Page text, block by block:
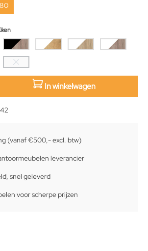
In winkelwagen
(vanaf €500,- excl. btw)
leverancier
snel geleverd
voor scherpe prijzen